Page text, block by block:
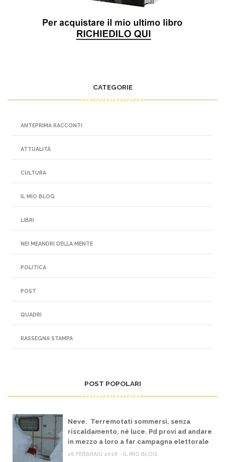
CATEGORIE
ANTEPRIMA RACCONTI
ATTUALITÀ
CULTURA
IL MIO BLOG
LIBRI
NEI MEANDRI DELLA MENTE
POLITICA
POST
QUADRI
RASSEGNA STAMPA
POST POPOLARI
Neve. Terremotati sommersi, senza
riscaldamento, né luce. Pd provi ad andare
in mezzo a loro a far campagna elettorale
26 FEBBRAIO 2018 - IL MIO BLOG